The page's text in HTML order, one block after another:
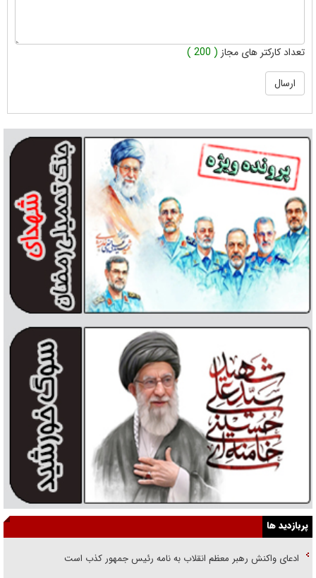
تعداد کارکتر های مجاز ( 200 )
پربازدید ها
ادعای واکنش رهبر معظم انقلاب به نامه رئیس جمهور کذب است